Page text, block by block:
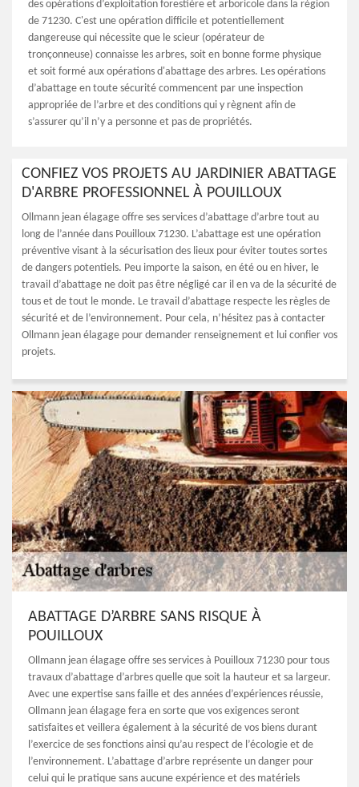
des opérations d’exploitation forestière et arboricole dans la région
de 71230. C'est une opération difficile et potentiellement
dangereuse qui nécessite que le scieur (opérateur de
tronçonneuse) connaisse les arbres, soit en bonne forme physique
et soit formé aux opérations d'abattage des arbres. Les opérations
d’abattage en toute sécurité commencent par une inspection
appropriée de l’arbre et des conditions qui y règnent afin de
s’assurer qu’il n’y a personne et pas de propriétés.
CONFIEZ VOS PROJETS AU JARDINIER ABATTAGE
D'ARBRE PROFESSIONNEL À POUILLOUX
Ollmann jean élagage offre ses services d’abattage d’arbre tout au
long de l’année dans Pouilloux 71230. L’abattage est une opération
préventive visant à la sécurisation des lieux pour éviter toutes sortes
de dangers potentiels. Peu importe la saison, en été ou en hiver, le
travail d’abattage ne doit pas être négligé car il en va de la sécurité de
tous et de tout le monde. Le travail d’abattage respecte les règles de
sécurité et de l’environnement. Pour cela, n’hésitez pas à contacter
Ollmann jean élagage pour demander renseignement et lui confier vos
projets.
ABATTAGE D’ARBRE SANS RISQUE À
POUILLOUX
Ollmann jean élagage offre ses services à Pouilloux 71230 pour tous
travaux d’abattage d’arbres quelle que soit la hauteur et sa largeur.
Avec une expertise sans faille et des années d’expériences réussie,
Ollmann jean élagage fera en sorte que vos exigences seront
satisfaites et veillera également à la sécurité de vos biens durant
l’exercice de ses fonctions ainsi qu’au respect de l’écologie et de
l’environnement. L’abattage d’arbre représente un danger pour
celui qui le pratique sans aucune expérience et des matériels